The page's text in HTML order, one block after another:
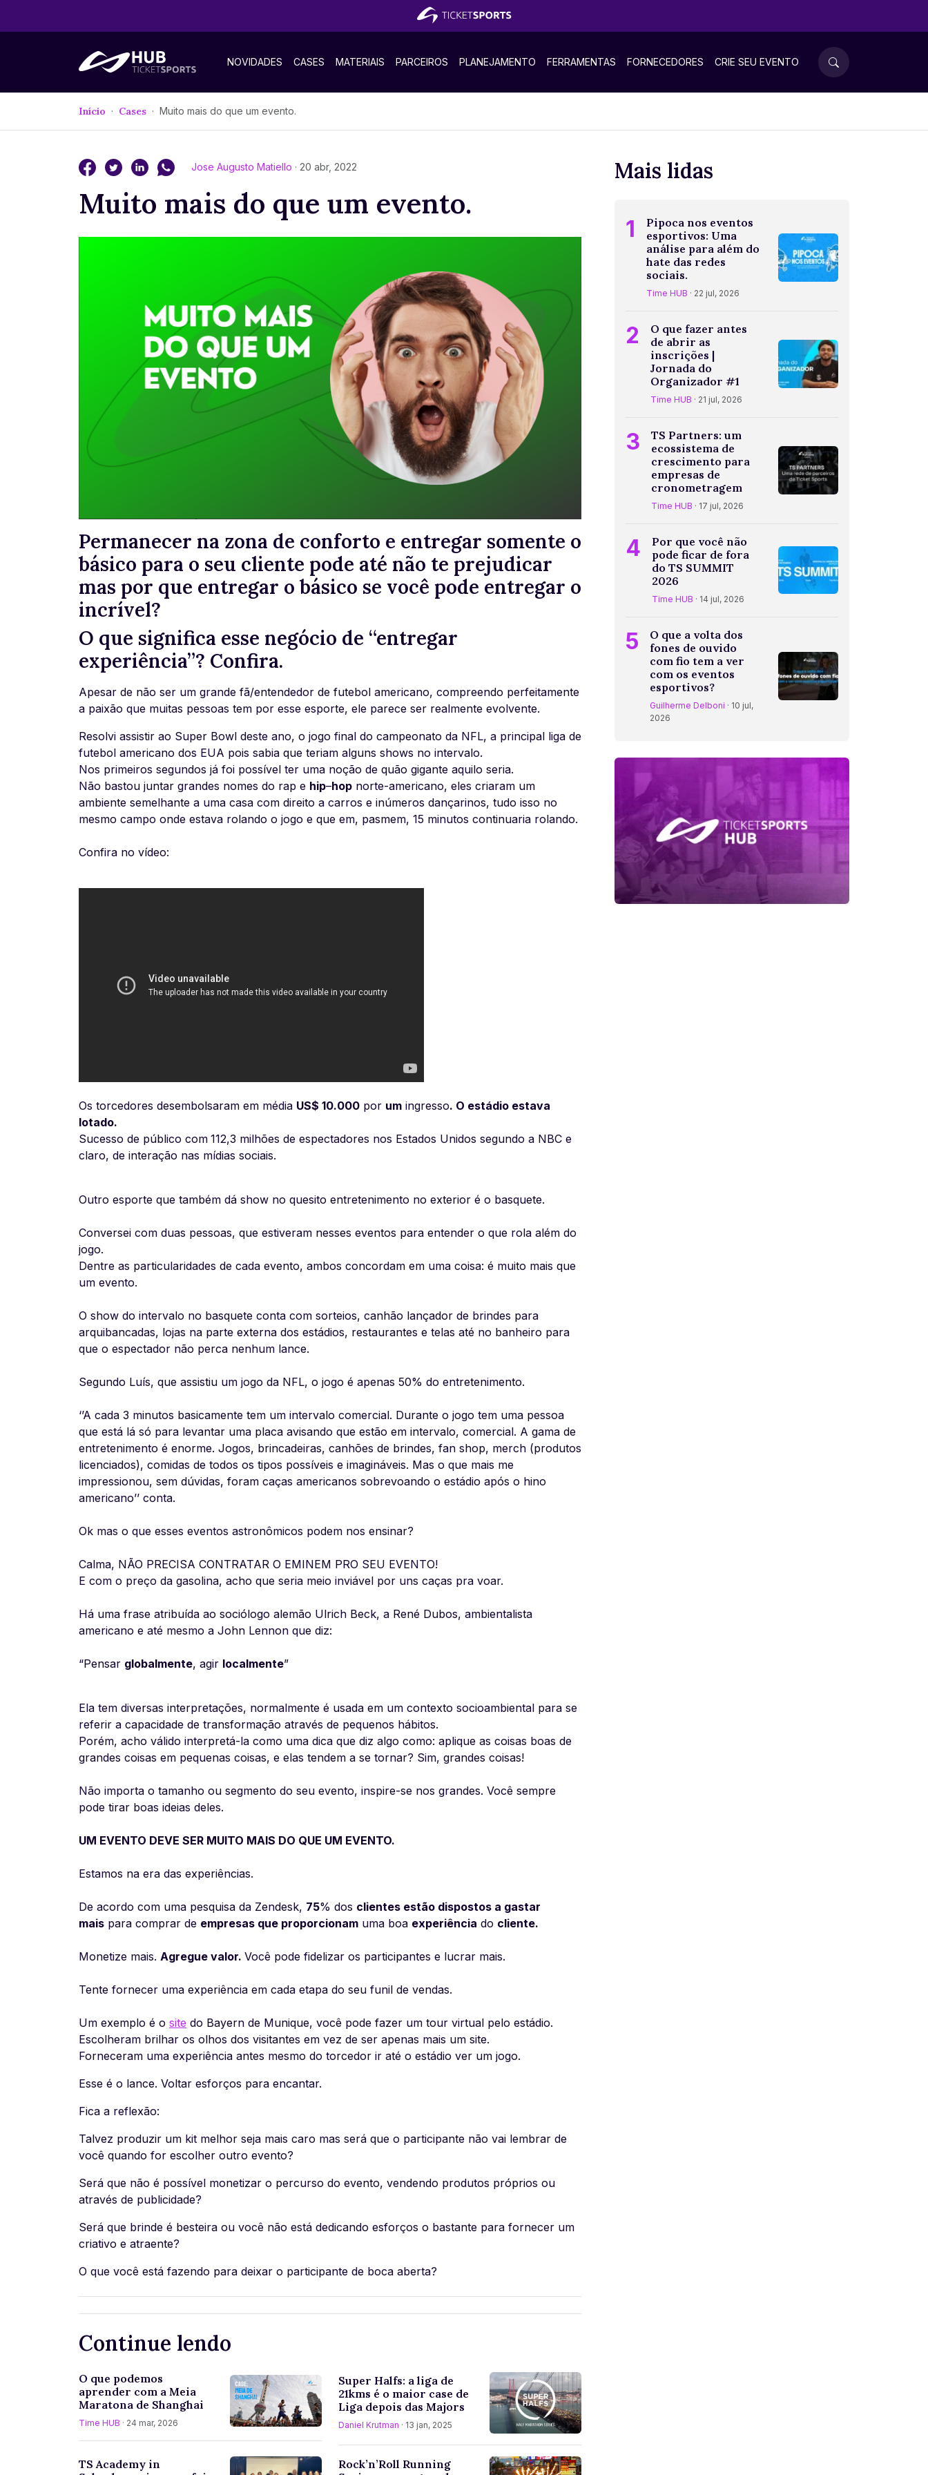
NOVIDADES CASES MATERIAIS PARCEIROS PLANEJAMENTO FERRAMENTAS FORNECEDORES CRIE SEU EVENTO
Início Cases Muito mais do que um evento.
Jose Augusto Matiello · 20 abr, 2022
Muito mais do que um evento.
Permanecer na zona de conforto e entregar somente o
básico para o seu cliente pode até não te prejudicar
mas por que entregar o básico se você pode entregar o
incrível?
O que significa esse negócio de “entregar
experiência”? Confira.
Apesar de não ser um grande fã/entendedor de futebol americano, compreendo perfeitamente
a paixão que muitas pessoas tem por esse esporte, ele parece ser realmente evolvente.
Resolvi assistir ao Super Bowl deste ano, o jogo final do campeonato da NFL, a principal liga de
futebol americano dos EUA pois sabia que teriam alguns shows no intervalo.
Nos primeiros segundos já foi possível ter uma noção de quão gigante aquilo seria.
Não bastou juntar grandes nomes do rap e hip–hop norte-americano, eles criaram um
ambiente semelhante a uma casa com direito a carros e inúmeros dançarinos, tudo isso no
mesmo campo onde estava rolando o jogo e que em, pasmem, 15 minutos continuaria rolando.
Confira no vídeo:
Os torcedores desembolsaram em média US$ 10.000 por um ingresso. O estádio estava
lotado.
Sucesso de público com 112,3 milhões de espectadores nos Estados Unidos segundo a NBC e
claro, de interação nas mídias sociais.
Outro esporte que também dá show no quesito entretenimento no exterior é o basquete.
Conversei com duas pessoas, que estiveram nesses eventos para entender o que rola além do
jogo.
Dentre as particularidades de cada evento, ambos concordam em uma coisa: é muito mais que
um evento.
O show do intervalo no basquete conta com sorteios, canhão lançador de brindes para
arquibancadas, lojas na parte externa dos estádios, restaurantes e telas até no banheiro para
que o espectador não perca nenhum lance.
Segundo Luís, que assistiu um jogo da NFL, o jogo é apenas 50% do entretenimento.
‘’A cada 3 minutos basicamente tem um intervalo comercial. Durante o jogo tem uma pessoa
que está lá só para levantar uma placa avisando que estão em intervalo, comercial. A gama de
entretenimento é enorme. Jogos, brincadeiras, canhões de brindes, fan shop, merch (produtos
licenciados), comidas de todos os tipos possíveis e imagináveis. Mas o que mais me
impressionou, sem dúvidas, foram caças americanos sobrevoando o estádio após o hino
americano’’ conta.
Ok mas o que esses eventos astronômicos podem nos ensinar?
Calma, NÃO PRECISA CONTRATAR O EMINEM PRO SEU EVENTO!
E com o preço da gasolina, acho que seria meio inviável por uns caças pra voar.
Há uma frase atribuída ao sociólogo alemão Ulrich Beck, a René Dubos, ambientalista
americano e até mesmo a John Lennon que diz:
“Pensar globalmente, agir localmente”
Ela tem diversas interpretações, normalmente é usada em um contexto socioambiental para se
referir a capacidade de transformação através de pequenos hábitos.
Porém, acho válido interpretá-la como uma dica que diz algo como: aplique as coisas boas de
grandes coisas em pequenas coisas, e elas tendem a se tornar? Sim, grandes coisas!
Não importa o tamanho ou segmento do seu evento, inspire-se nos grandes. Você sempre
pode tirar boas ideias deles.
UM EVENTO DEVE SER MUITO MAIS DO QUE UM EVENTO.
Estamos na era das experiências.
De acordo com uma pesquisa da Zendesk, 75% dos clientes estão dispostos a gastar
mais para comprar de empresas que proporcionam uma boa experiência do cliente.
Monetize mais. Agregue valor. Você pode fidelizar os participantes e lucrar mais.
Tente fornecer uma experiência em cada etapa do seu funil de vendas.
Um exemplo é o site do Bayern de Munique, você pode fazer um tour virtual pelo estádio.
Escolheram brilhar os olhos dos visitantes em vez de ser apenas mais um site.
Forneceram uma experiência antes mesmo do torcedor ir até o estádio ver um jogo.
Esse é o lance. Voltar esforços para encantar.
Fica a reflexão:
Talvez produzir um kit melhor seja mais caro mas será que o participante não vai lembrar de
você quando for escolher outro evento?
Será que não é possível monetizar o percurso do evento, vendendo produtos próprios ou
através de publicidade?
Será que brinde é besteira ou você não está dedicando esforços o bastante para fornecer um
criativo e atraente?
O que você está fazendo para deixar o participante de boca aberta?
Continue lendo
O que podemos
aprender com a Meia
Maratona de Shanghai
Time HUB · 24 mar, 2026
Super Halfs: a liga de
21kms é o maior case de
Liga depois das Majors
Daniel Krutman · 13 jan, 2025
TS Academy in
Rock’n’Roll Running
Mais lidas
1
Pipoca nos eventos
esportivos: Uma
análise para além do
hate das redes
sociais.
Time HUB · 22 jul, 2026
2
O que fazer antes
de abrir as
inscrições |
Jornada do
Organizador #1
Time HUB · 21 jul, 2026
3
TS Partners: um
ecossistema de
crescimento para
empresas de
cronometragem
Time HUB · 17 jul, 2026
4
Por que você não
pode ficar de fora
do TS SUMMIT
2026
Time HUB · 14 jul, 2026
5
O que a volta dos
fones de ouvido
com fio tem a ver
com os eventos
esportivos?
Guilherme Delboni · 10 jul,
2026